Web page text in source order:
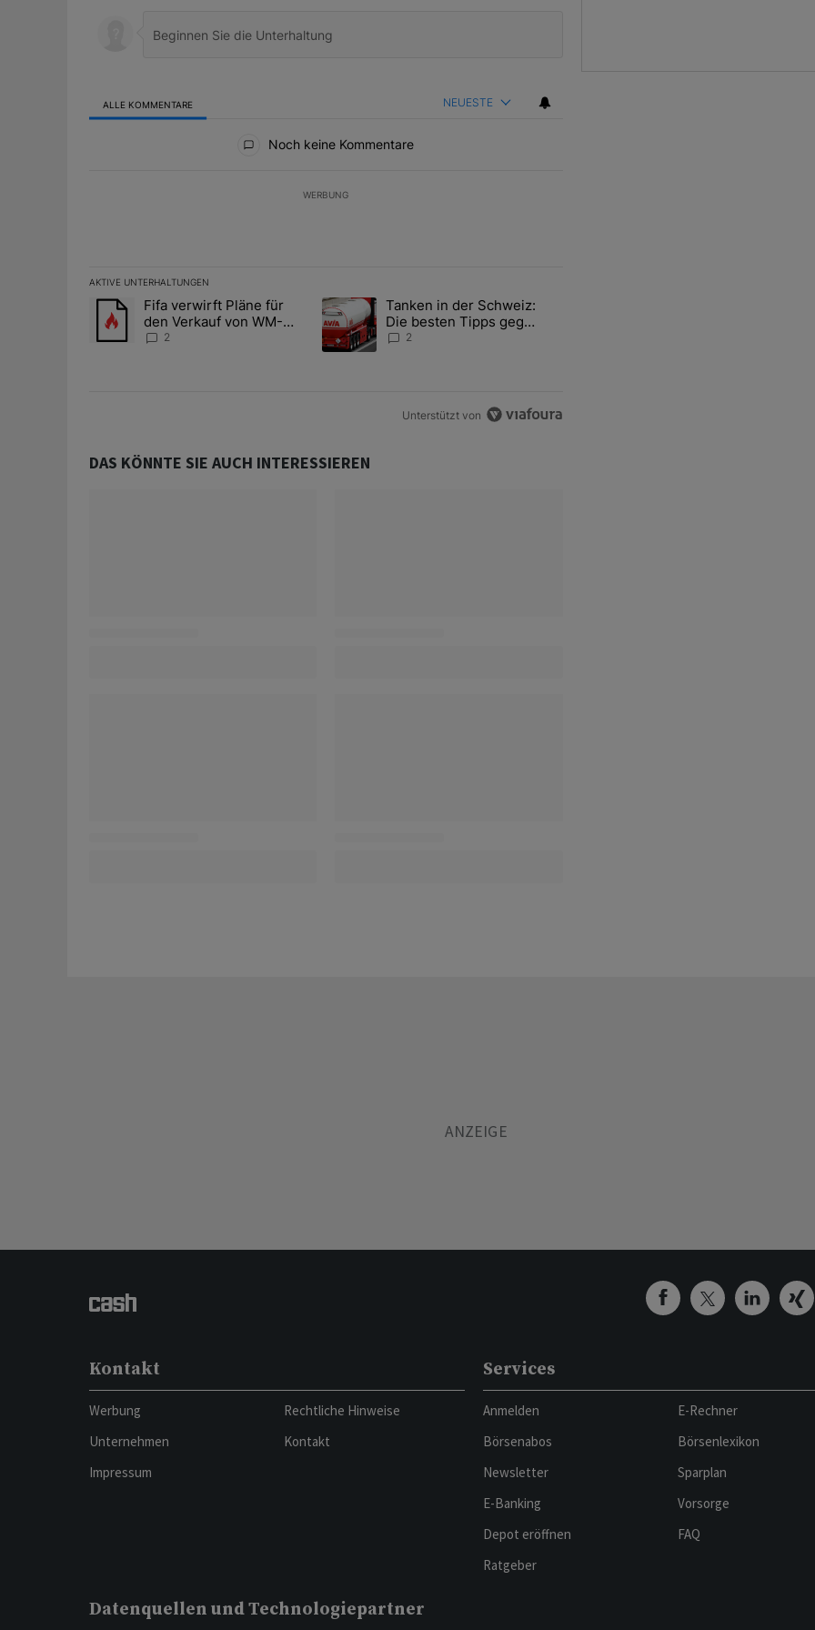
ALLE KOMMENTARE NEUESTE
Noch keine Kommentare
WERBUNG
AKTIVE UNTERHALTUNGEN
Das Folgende ist eine Liste der am meisten kommentierten Artikel der letzten 7 days.
Ein Trendartikel mit dem Titel "Fifa verwirft Pläne für den Verkauf von WM-Anteilen" mit 2 kommentare.
Fifa verwirft Pläne für
den Verkauf von WM-
Anteilen
2
Ein Trendartikel mit dem Titel "Tanken in der Schweiz: Die besten Tipps gegen
Tanken in der Schweiz:
Die besten Tipps gegen
teuren Sprit
2
Unterstützt von
DAS KÖNNTE SIE AUCH INTERESSIEREN
Kontakt
Werbung
Unternehmen
Impressum
Rechtliche Hinweise
Kontakt
Services
Anmelden
Börsenabos
Newsletter
E-Banking
Depot eröffnen
Ratgeber
E-Rechner
Börsenlexikon
Sparplan
Vorsorge
FAQ
Datenquellen und Technologiepartner